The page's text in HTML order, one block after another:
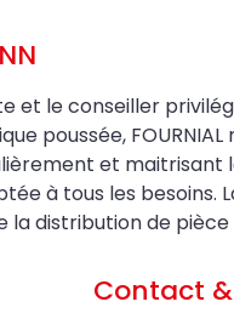
et le conseiller
poussée,
et maitrisant
à tous les besoins.
la distribution de
Contact